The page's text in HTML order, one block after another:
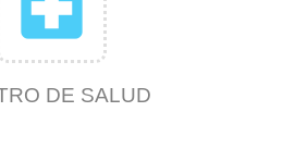
DE SALUD